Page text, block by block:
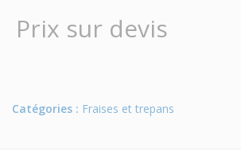
Prix sur devis
Catégories : Fraises et trepans